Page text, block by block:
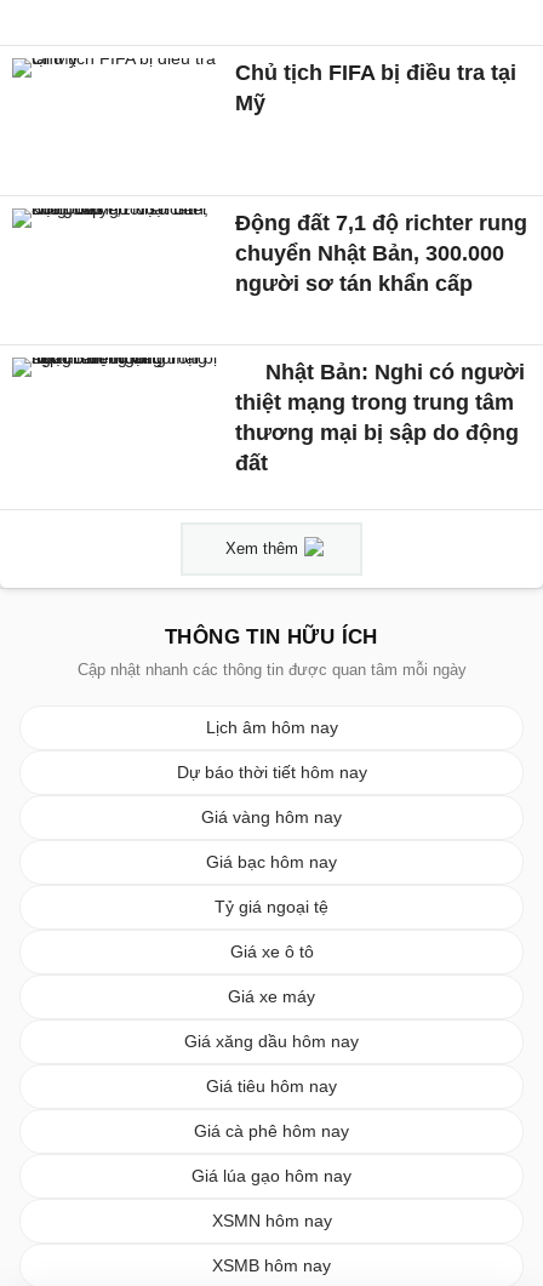
Chủ tịch FIFA bị điều tra tại
Mỹ
Động đất 7,1 độ richter rung
chuyển Nhật Bản, 300.000
người sơ tán khẩn cấp
Nhật Bản: Nghi có người
thiệt mạng trong trung tâm
thương mại bị sập do động
đất
Xem thêm
THÔNG TIN HỮU ÍCH
Cập nhật nhanh các thông tin được quan tâm mỗi ngày
Lịch âm hôm nay
Dự báo thời tiết hôm nay
Giá vàng hôm nay
Giá bạc hôm nay
Tỷ giá ngoại tệ
Giá xe ô tô
Giá xe máy
Giá xăng dầu hôm nay
Giá tiêu hôm nay
Giá cà phê hôm nay
Giá lúa gạo hôm nay
XSMN hôm nay
XSMB hôm nay